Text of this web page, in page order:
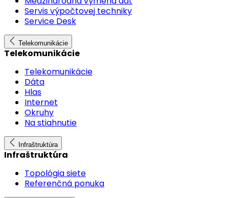
Servis výpočtovej techniky
Service Desk
Telekomunikácie
Telekomunikácie
Telekomunikácie
Dáta
Hlas
Internet
Okruhy
Na stiahnutie
Infraštruktúra
Infraštruktúra
Topológia siete
Referenčná ponuka